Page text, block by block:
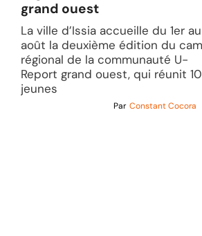
grand ouest
La ville d’Issia accueille du 1er
août la deuxième édition du
régional de la communauté U-
Report grand ouest, qui réunit
jeunes
Par Constant Cocora